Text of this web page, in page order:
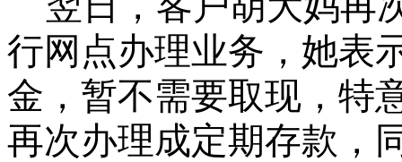
行网点办理业务，她表
金，暂不需要取现，特
再次办理成定期存款，